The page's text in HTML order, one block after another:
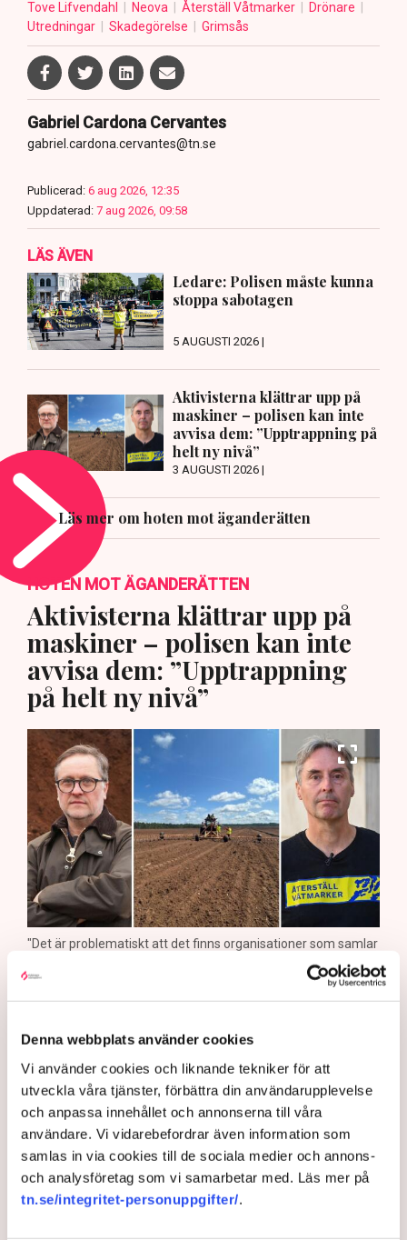
Denna webbplats använder cookies
Vi använder cookies och liknande tekniker för att
utveckla våra tjänster, förbättra din användarupplevelse
och anpassa innehållet och annonserna till våra
användare. Vi vidarebefordrar även information som
samlas in via cookies till de sociala medier och annons-
och analysföretag som vi samarbetar med. Läs mer på
tn.se/integritet-personuppgifter/.
Tove Lifvendahl
Neova Återställ Våtmarker
Drönare
Utredningar
Skadegörelse Grimsås
Gabriel Cardona Cervantes
gabriel.cardona.cervantes@tn.se
Publicerad: 6 aug 2026, 12:35
Uppdaterad: 7 aug 2026, 09:58
LÄS ÄVEN
Ledare: Polisen måste kunna
stoppa sabotagen
5 AUGUSTI 2026 |
Aktivisterna klättrar upp på
maskiner – polisen kan inte
avvisa dem: ”Upptrappning på
helt ny nivå”
3 AUGUSTI 2026 |
Läs mer om hoten mot äganderätten
HOTEN MOT ÄGANDERÄTTEN
Aktivisterna klättrar upp på
maskiner – polisen kan inte
avvisa dem: ”Upptrappning
på helt ny nivå”
"Det är problematiskt att det finns organisationer som samlar
in pengar för att bedriva brottslig verksamhet i grupp", säger
Rickard Axdorff, generalsekreterare på Svensk Torv, där
Neova är medlem. Bild: Privat, Svensk Torv, Anna Hållams/TT
Aktivister har åter lamslagit
torvbrytningen i Grimsås – den här
gången genom att klättra upp på
maskiner, gräva igen diken och sprida
ogräsfrön. ”Aktivisterna sprang emot
oss”, säger Mats Henriksson,
tillståndsansvarig på Neova, till TN. Nu
varnar branschen för skador på